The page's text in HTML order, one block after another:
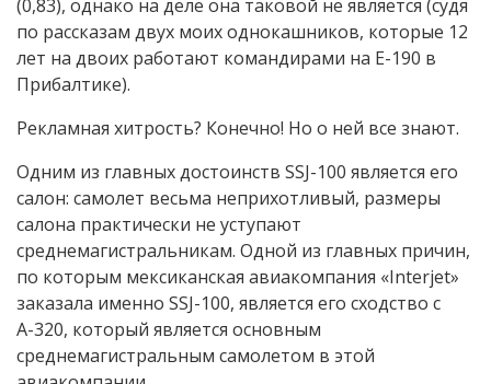
(0,83), однако на деле она таковой не является (судя
по рассказам двух моих однокашников, которые 12
лет на двоих работают командирами на Е-190 в
Прибалтике).
Рекламная хитрость? Конечно! Но о ней все знают.
Одним из главных достоинств SSJ-100 является его
салон: самолет весьма неприхотливый, размеры
салона практически не уступают
среднемагистральникам. Одной из главных причин,
по которым мексиканская авиакомпания «Intеrjet»
заказала именно SSJ-100, является его сходство с
А-320, который является основным
среднемагистральным самолетом в этой